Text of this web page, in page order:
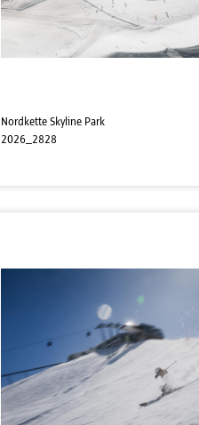
Nordkette Skyline Park
2026_2828